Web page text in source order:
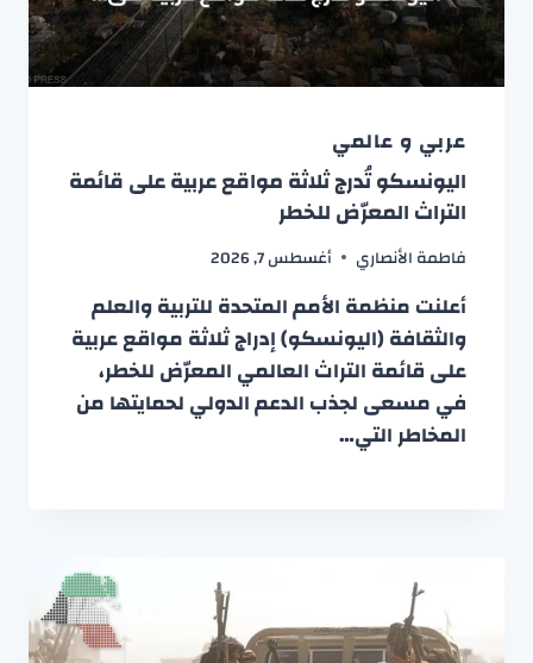
عربي و عالمي
اليونسكو تُدرج ثلاثة مواقع عربية على قائمة
التراث المعرّض للخطر
فاطمة الأنصاري أغسطس 7, 2026
أعلنت منظمة الأمم المتحدة للتربية والعلم
والثقافة (اليونسكو) إدراج ثلاثة مواقع عربية
على قائمة التراث العالمي المعرّض للخطر،
في مسعى لجذب الدعم الدولي لحمايتها من
المخاطر التي…